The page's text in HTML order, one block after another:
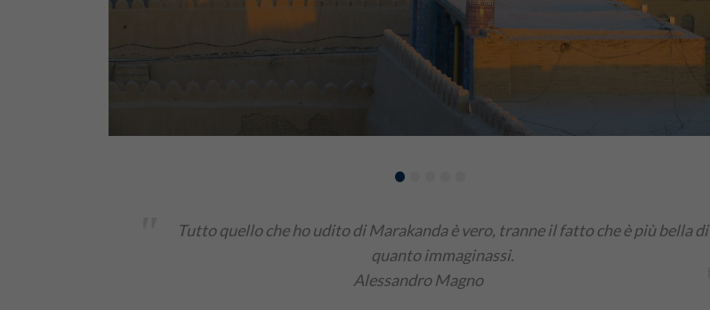
•
Tutto quello che ho udito di Marakanda è vero, tranne il fatto che è più bella di
quanto immaginassi.
Alessandro Magno